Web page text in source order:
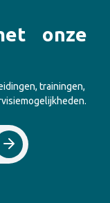
onze
trainingen,